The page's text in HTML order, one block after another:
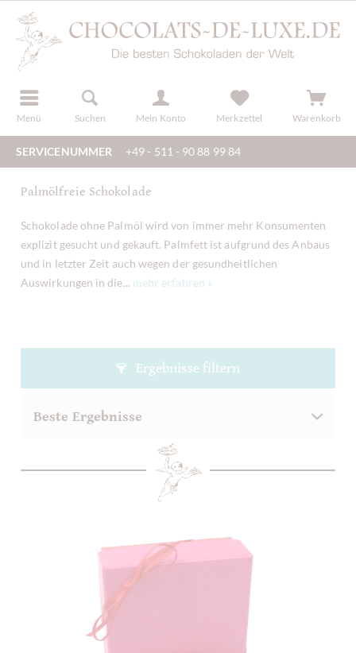
Menü Suchen Mein Konto
registrieren Merkzettel Warenkorb
SERVICENUMMER +49 - 511 - 90 88 99 84
Palmölfreie Schokolade
Schokolade ohne Palmöl wird von immer mehr Konsumenten
explizit gesucht und gekauft. Palmfett ist aufgrund des Anbaus
und in letzter Zeit auch wegen der gesundheitlichen
Auswirkungen in die... mehr erfahren »
Ergebnisse filtern